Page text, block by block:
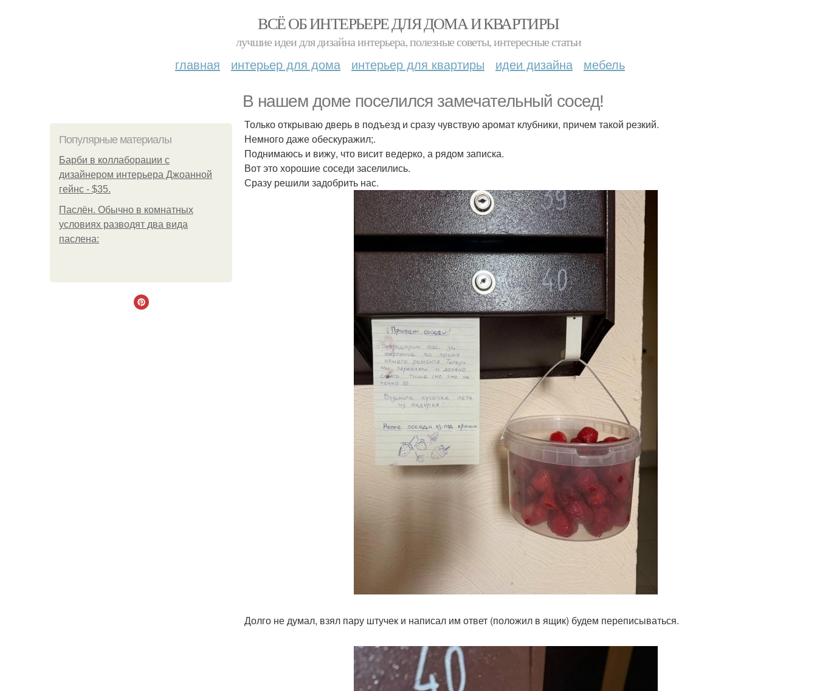
ВСЁ ОБ ИНТЕРЬЕРЕ ДЛЯ ДОМА И КВАРТИРЫ
лучшие идеи для дизайна интерьера, полезные советы, интересные статьи
главная интерьер для дома интерьер для квартиры идеи дизайна мебель
В нашем доме поселился замечательный сосед!
Популярные материалы
Барби в коллаборации с
дизайнером интерьера Джоанной
гейнс - $35.
Паслён. Обычно в комнатных
условиях разводят два вида
паслена:
Только открываю дверь в подъезд и сразу чувствую аромат клубники, причем такой резкий.
Немного даже обескуражил;.
Поднимаюсь и вижу, что висит ведерко, а рядом записка.
Вот это хорошие соседи заселились.
Сразу решили задобрить нас.
Долго не думал, взял пару штучек и написал им ответ (положил в ящик) будем переписываться.